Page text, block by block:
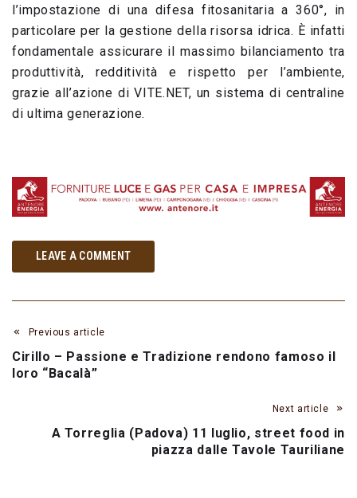
l’impostazione di una difesa fitosanitaria a 360°, in
particolare per la gestione della risorsa idrica. È infatti
fondamentale assicurare il massimo bilanciamento tra
produttività, redditività e rispetto per l’ambiente,
grazie all’azione di VITE.NET, un sistema di centraline
di ultima generazione.
LEAVE A COMMENT
Previous article
Cirillo – Passione e Tradizione rendono famoso il
loro “Bacalà”
Next article
A Torreglia (Padova) 11 luglio, street food in
piazza dalle Tavole Tauriliane